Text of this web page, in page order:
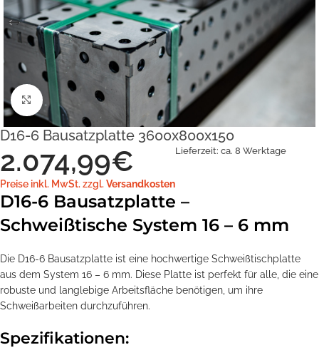
Klick zum Vergrößern
D16-6 Bausatzplatte 3600x800x150
2.074,99€
Preise inkl. MwSt. zzgl. Versandkosten
Lieferzeit: ca. 8 Werktage
D16-6 Bausatzplatte –
Schweißtische System 16 – 6 mm
Die D16-6 Bausatzplatte ist eine hochwertige Schweißtischplatte
aus dem System 16 – 6 mm. Diese Platte ist perfekt für alle, die eine
robuste und langlebige Arbeitsfläche benötigen, um ihre
Schweißarbeiten durchzuführen.
Spezifikationen: